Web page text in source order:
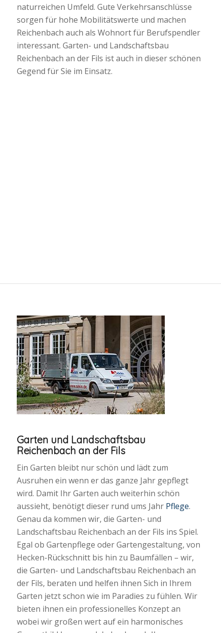
naturreichen Umfeld. Gute Verkehrsanschlüsse
sorgen für hohe Mobilitätswerte und machen
Reichenbach auch als Wohnort für Berufspendler
interessant. Garten- und Landschaftsbau
Reichenbach an der Fils ist auch in dieser schönen
Gegend für Sie im Einsatz.
Garten und Landschaftsbau
Reichenbach an der Fils
Ein Garten bleibt nur schön und lädt zum
Ausruhen ein wenn er das ganze Jahr gepflegt
wird. Damit Ihr Garten auch weiterhin schön
aussieht, benötigt dieser rund ums Jahr Pflege.
Genau da kommen wir, die Garten- und
Landschaftsbau Reichenbach an der Fils ins Spiel.
Egal ob Gartenpflege oder Gartengestaltung, von
Hecken-Rückschnitt bis hin zu Baumfällen – wir,
die Garten- und Landschaftsbau Reichenbach an
der Fils, beraten und helfen ihnen Sich in Ihrem
Garten jetzt schon wie im Paradies zu fühlen. Wir
bieten ihnen ein professionelles Konzept an
wobei wir großen wert auf ein harmonisches